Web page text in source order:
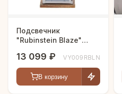
Подсвечник
"Rubinstein Blaze"
13 099 ₽ VY009RBLN
В корзину